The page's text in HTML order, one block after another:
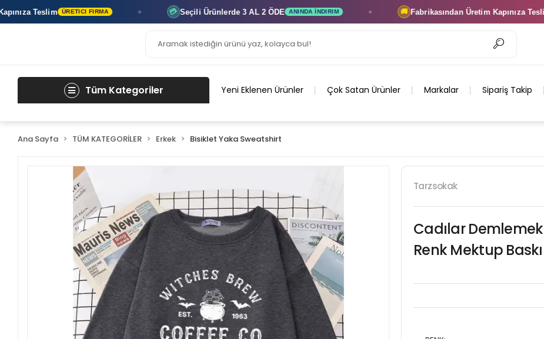
ÜRETICI FIRMA 💳 Seçili Ürünlerde3 AL 2 ÖDE ANINDA İNDIRIM 🚚 Fabrikasından ÜretimKapınıza Teslim
Tüm Kategoriler Yeni Eklenen Ürünler Çok Satan Ürünler Markalar Sipariş Takip
Ana Sayfa TÜM KATEGORİLER Erkek Bisiklet Yaka Sweatshirt
Tarzsokak
Cadılar
Renk Mektup